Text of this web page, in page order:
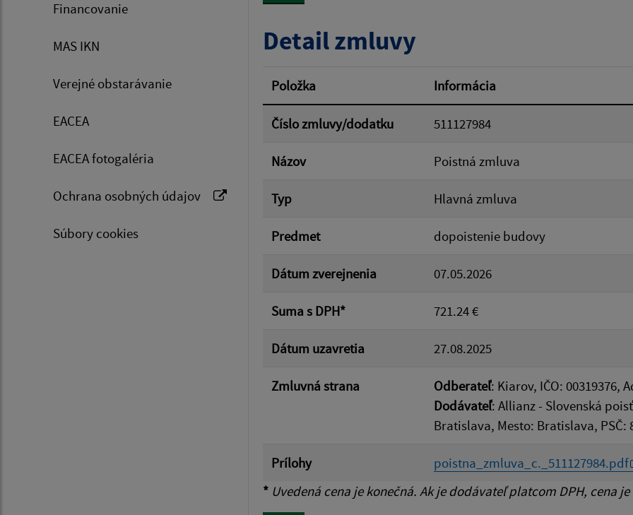
Financovanie
MAS IKN
Verejné obstarávanie
EACEA
EACEA fotogaléria
Ochrana osobných údajov
Súbory cookies
Suma od:
Detail zmluvy
Položka Informácia
Číslo zmluvy/dodatku 511127984
Názov Poistná zmluva
Typ Hlavná zmluva
Predmet dopoistenie budovy
Dátum zverejnenia 07.05.2026
Suma s DPH* 721.24 €
Dátum uzavretia 27.08.2025
Zmluvná strana Odberateľ: Kiarov, IČO: 00319376,
Dodávateľ: Allianz - Slovenská
Bratislava, Mesto: Bratislava, PSČ:
Prílohy poistna_zmluva_c._511127984.pdf
* Uvedená cena je konečná. Ak je dodávateľ platcom DPH, cena